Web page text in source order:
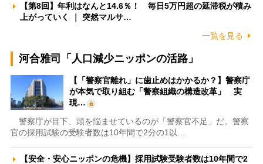
【第8回】年利はなんと14.6％！ 毎日5万円超の延滞税が積み
上がっていく ｜ 突然マルサ…
一覧を見る
河合雅司「人口減少ニッポンの活路」
【「警察官離れ」に歯止めはかかるか？】警察庁
が本気で取り組む「警察組織の構造改革」 実
現…
警察庁が目下、頭を悩ませているのが「警察官不足」だ。警察
官の採用試験の受験者数は10年間で2分の1以…
【安全・安心ニッポンの危機】採用試験受験者数は10年間で2